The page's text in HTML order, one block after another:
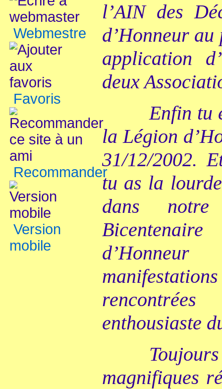
Webmestre
Favoris
Recommander
Version
mobile
l’AIN des
d’Honneur
application
deux
Enfin tu
la Légion
31/12/2002.
tu as la
dans notre
enthousiaste
magnifiques